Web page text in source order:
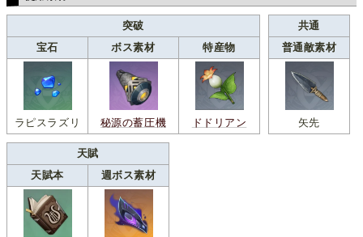
突破
宝石
ボス素材 特産物
ラピスラズリ 秘源の蓄圧機 ドドリアン
共通
普通敵素材
矢先
天賦
天賦本
週ボス素材